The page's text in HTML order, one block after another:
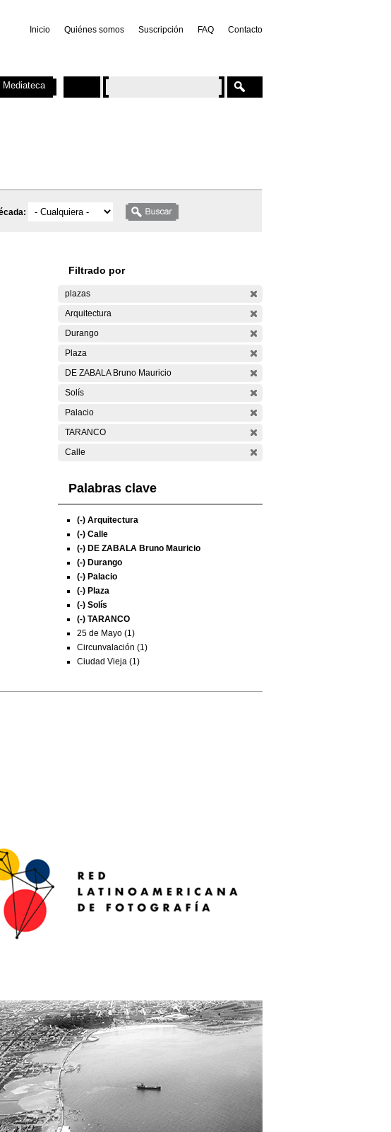
Inicio Quiénes somos Suscripción FAQ Contacto
Filtrado por
plazas
Arquitectura
Durango
Plaza
DE ZABALA Bruno Mauricio
Solís
Palacio
TARANCO
Calle
Palabras clave
(-) Arquitectura
(-) Calle
(-) DE ZABALA Bruno Mauricio
(-) Durango
(-) Palacio
(-) Plaza
(-) Solís
(-) TARANCO
25 de Mayo (1)
Circunvalación (1)
Ciudad Vieja (1)
Mediateca